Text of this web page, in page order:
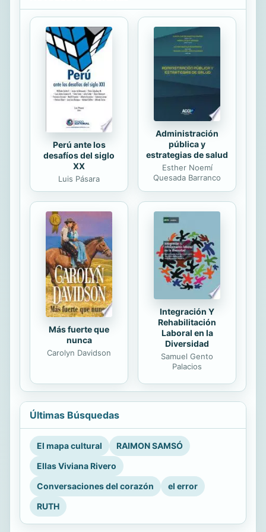
han asimilado las nuevas enseanzas
amatorias. Los autores pasan revista
a infinidad de declaraciones y
pensamientos sobre el tema, desde
Platn a Erich Fromm, desde Sofa
Loren a Marilyn Monroe, y llegan a la
conclusin, entre otras muchas igual
de jugosas,...
Perú ante los
desafíos del siglo
XX
Luis Pásara
Administración
pública y
estrategias de salud
Esther Noemí
Quesada Barranco
Más fuerte que
nunca
Carolyn Davidson
Integración Y
Rehabilitación
Laboral en la
Diversidad
Samuel Gento
Palacios
Últimas Búsquedas
El mapa cultural
RAIMON SAMSÓ
Ellas Viviana Rivero
Conversaciones del corazón
el error
RUTH